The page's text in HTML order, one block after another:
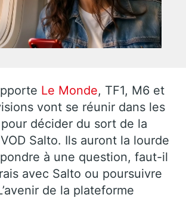
Le Monde, TF1, M6 et
vont se réunir dans les
décider du sort de la
Salto. Ils auront la lourde
à une question, faut-il
avec Salto ou poursuivre
de la plateforme